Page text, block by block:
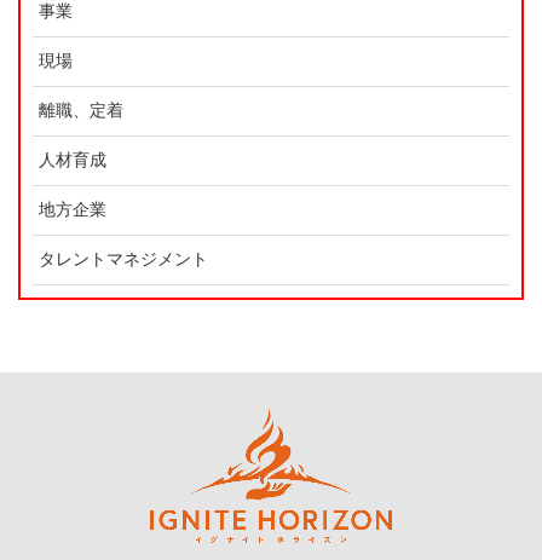
事業
現場
離職、定着
人材育成
地方企業
タレントマネジメント